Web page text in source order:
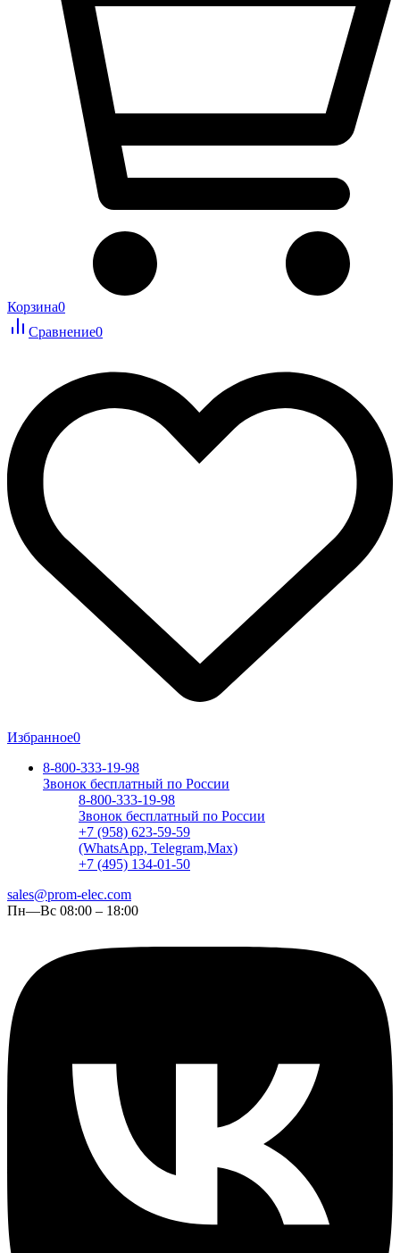
Корзина0
Сравнение0
Избранное0
8-800-333-19-98
Звонок бесплатный по России
8-800-333-19-98
Звонок бесплатный по России
+7 (958) 623-59-59
(WhatsApp, Telegram,Max)
+7 (495) 134-01-50
sales@prom-elec.com
Пн—Вс 08:00 – 18:00